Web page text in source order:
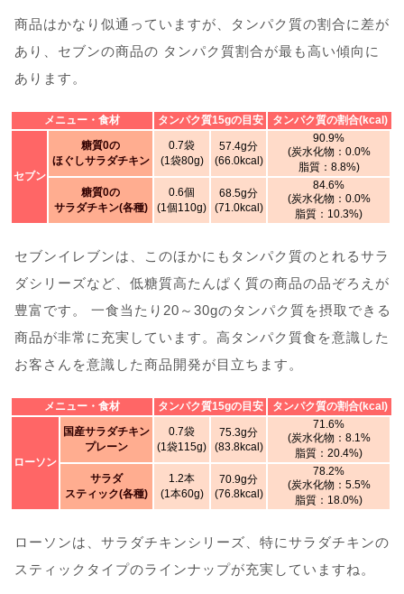
商品はかなり似通っていますが、タンパク質の割合に差が
あり、セブンの商品の タンパク質割合が最も高い傾向に
あります。
メニュー・食材 タンパク質15gの目安 タンパク質の割合(kcal)
セブン
糖質0の
ほぐしサラダチキン
0.7袋
(1袋80g)
57.4g分
(66.0kcal)
90.9%
(炭水化物：0.0%
脂質：8.8%)
糖質0の
サラダチキン(各種)
0.6個
(1個110g)
68.5g分
(71.0kcal)
84.6%
(炭水化物：0.0%
脂質：10.3%)
セブンイレブンは、このほかにもタンパク質のとれるサラ
ダシリーズなど、低糖質高たんぱく質の商品の品ぞろえが
豊富です。 一食当たり20～30gのタンパク質を摂取できる
商品が非常に充実しています。高タンパク質食を意識した
お客さんを意識した商品開発が目立ちます。
メニュー・食材 タンパク質15gの目安 タンパク質の割合(kcal)
ローソン
国産サラダチキン
プレーン
0.7袋
(1袋115g)
75.3g分
(83.8kcal)
71.6%
(炭水化物：8.1%
脂質：20.4%)
サラダ
スティック(各種)
1.2本
(1本60g)
70.9g分
(76.8kcal)
78.2%
(炭水化物：5.5%
脂質：18.0%)
ローソンは、サラダチキンシリーズ、特にサラダチキンの
スティックタイプのラインナップが充実していますね。